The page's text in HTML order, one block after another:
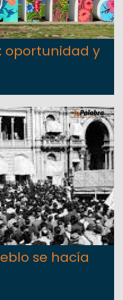
oportunidad y
se hacía